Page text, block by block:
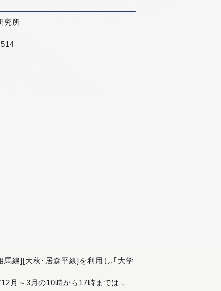
究所
線][大秋･居森平線]を利用し,｢大学
月～3月の10時から17時までは，